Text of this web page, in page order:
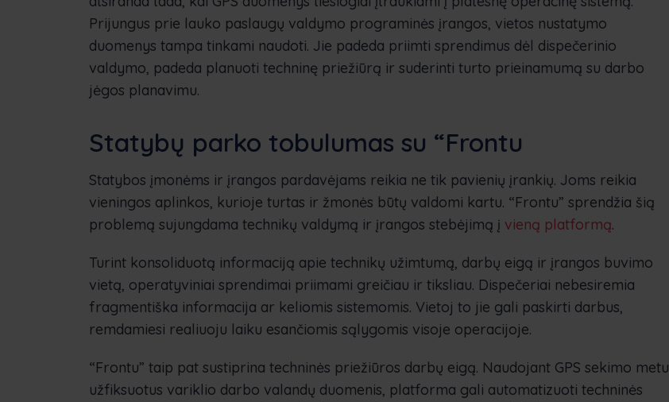
Prijungus prie lauko paslaugų valdymo programinės įrangos, vietos nustatymo
duomenys tampa tinkami naudoti. Jie padeda priimti sprendimus dėl dispečerinio
valdymo, padeda planuoti techninę priežiūrą ir suderinti turto prieinamumą su darbo
jėgos planavimu.
Statybų parko tobulumas su “Frontu
Statybos įmonėms ir įrangos pardavėjams reikia ne tik pavienių įrankių. Joms reikia
vieningos aplinkos, kurioje turtas ir žmonės būtų valdomi kartu. “Frontu” sprendžia šią
problemą sujungdama technikų valdymą ir įrangos stebėjimą į vieną platformą.
Turint konsoliduotą informaciją apie technikų užimtumą, darbų eigą ir įrangos buvimo
vietą, operatyviniai sprendimai priimami greičiau ir tiksliau. Dispečeriai nebesiremia
fragmentiška informacija ar keliomis sistemomis. Vietoj to jie gali paskirti darbus,
remdamiesi realiuoju laiku esančiomis sąlygomis visoje operacijoje.
“Frontu” taip pat sustiprina techninės priežiūros darbų eigą. Naudojant GPS sekimo metu
užfiksuotus variklio darbo valandų duomenis, platforma gali automatizuoti techninės